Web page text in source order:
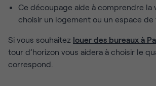
Ce découpage aide à comprendre la
choisir un logement ou un espace de
Si vous souhaitez louer des bureaux à
tour d’horizon vous aidera à choisir le
correspond.